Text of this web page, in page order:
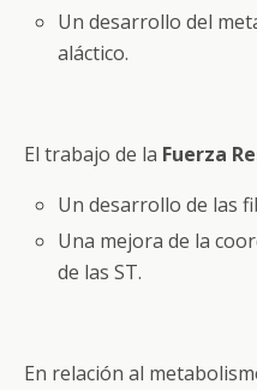
Un desarrollo del
aláctico.
El trabajo de la Fuerza
Un desarrollo de las
Una mejora de la
de las ST.
En relación al